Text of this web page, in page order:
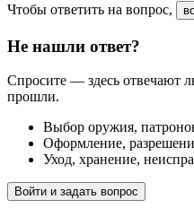
Чтобы ответить на вопрос,
Не нашли ответ?
Спросите — здесь отвечают
прошли.
Выбор оружия,
Оформление,
Уход, хранение,
Войти и задать вопрос